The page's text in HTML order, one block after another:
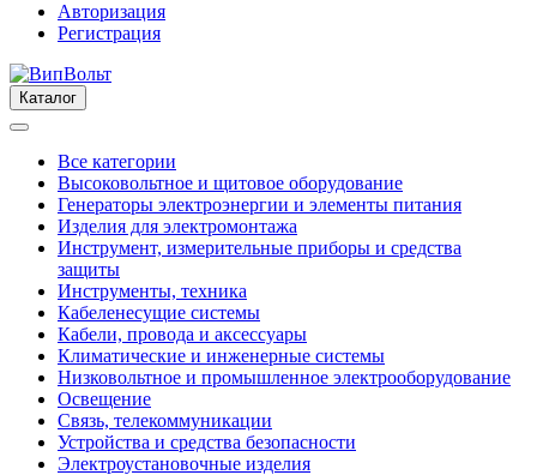
Авторизация
Регистрация
Каталог
Все категории
Высоковольтное и щитовое оборудование
Генераторы электроэнергии и элементы питания
Изделия для электромонтажа
Инструмент, измерительные приборы и средства
защиты
Инструменты, техника
Кабеленесущие системы
Кабели, провода и аксессуары
Климатические и инженерные системы
Низковольтное и промышленное электрооборудование
Освещение
Связь, телекоммуникации
Устройства и средства безопасности
Электроустановочные изделия